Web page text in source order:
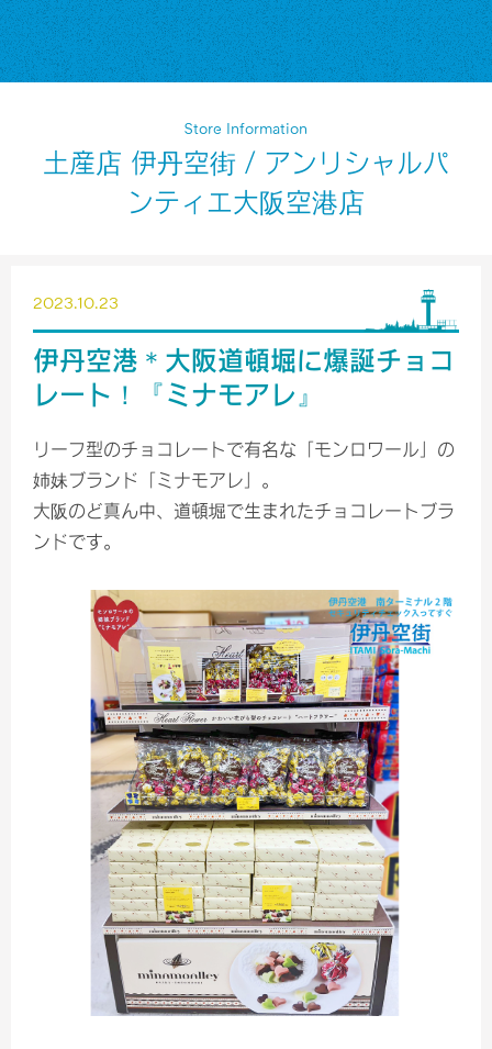
Store Information
土産店 伊丹空街 / アンリシャルパ
ンティエ大阪空港店
2023.10.23
伊丹空港＊大阪道頓堀に爆誕チョコ
レート！『ミナモアレ』
リーフ型のチョコレートで有名な「モンロワール」の
姉妹ブランド「ミナモアレ」。
大阪のど真ん中、道頓堀で生まれたチョコレートブラ
ンドです。